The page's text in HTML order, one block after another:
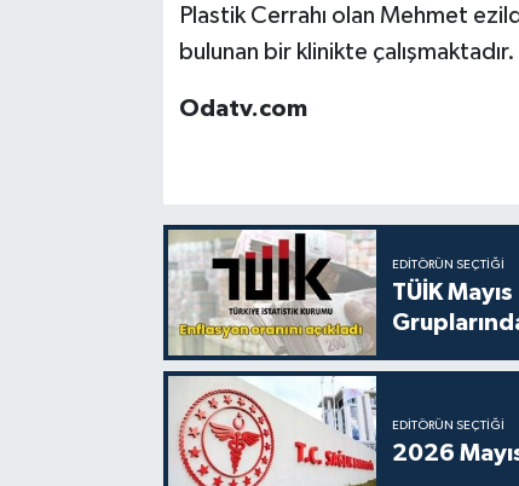
Plastik Cerrahı olan Mehmet
bulunan bir klinikte çalışmaktadır.
Odatv.com
EDITÖRÜN SEÇTIĞI
TÜİK
EDITÖRÜN SEÇTIĞI
2026